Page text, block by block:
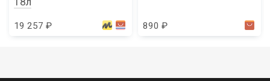
19 257 ₽ 890 ₽